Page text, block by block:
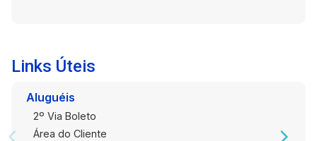
Links Úteis
Aluguéis
2º Via Boleto
Área do Cliente